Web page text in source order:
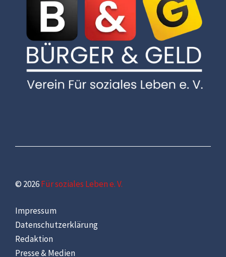
© 2026Für soziales Leben e. V.
Impressum
Datenschutzerklärung
Redaktion
Presse & Medien